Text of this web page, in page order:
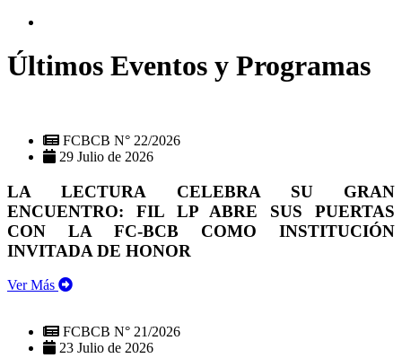
Últimos Eventos y Programas
FCBCB N° 22/2026
29 Julio de 2026
LA LECTURA CELEBRA SU GRAN
ENCUENTRO: FIL LP ABRE SUS PUERTAS
CON LA FC-BCB COMO INSTITUCIÓN
INVITADA DE HONOR
Ver Más
FCBCB N° 21/2026
23 Julio de 2026